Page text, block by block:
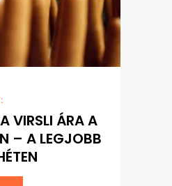
VIRSLI ÁRA A
– A LEGJOBB